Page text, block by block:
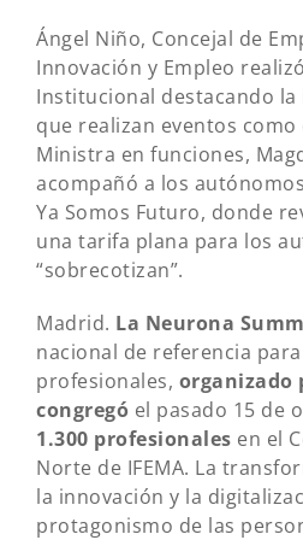
Ángel Niño, Concejal de
Innovación y Empleo
Institucional destacando
que realizan eventos como
Ministra en funciones,
acompañó a los
Ya Somos Futuro, donde
una tarifa plana para los
“sobrecotizan”.
Madrid. La Neurona
nacional de referencia
profesionales, organizado
congregó el pasado 15 de
1.300 profesionales en el
Norte de IFEMA. La
la innovación y la
protagonismo de las